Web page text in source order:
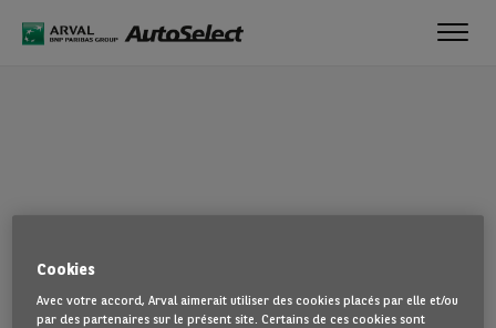
La page que vous recherchez semble introuvable. Dirigez-vous à
nouveau vers la page d'accueil en cliquant ici.
Cookies
Avec votre accord, Arval aimerait utiliser des cookies placés par elle et/ou
par des partenaires sur le présent site. Certains de ces cookies sont